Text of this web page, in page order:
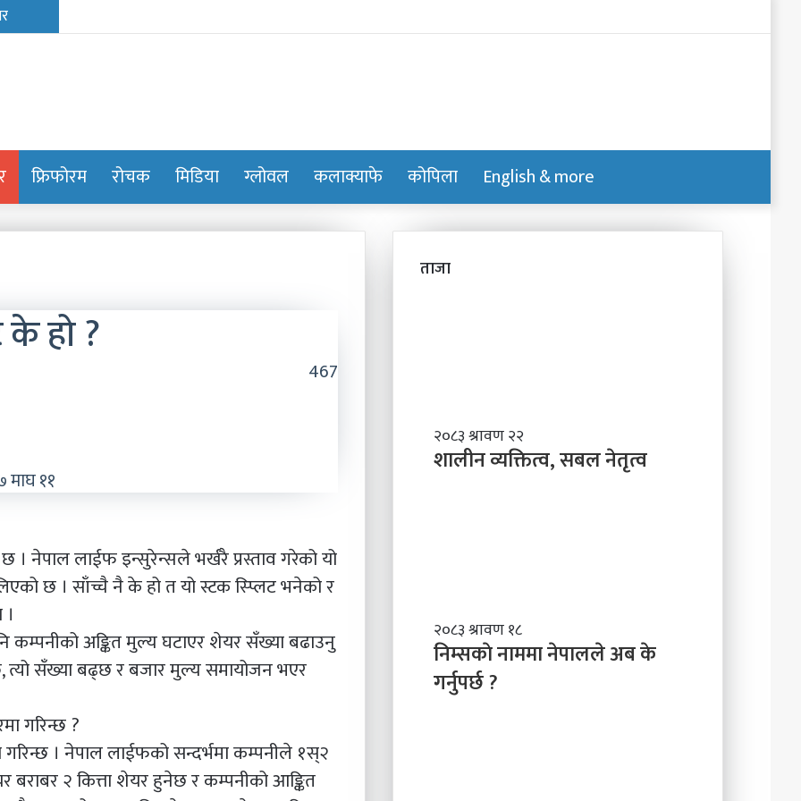
फ्रिफोरम रोचक मिडिया ग्लोवल कलाक्याफे कोपिला English & more
for
skin
हो ?
माघ ११
467
। नेपाल लाईफ इन्सुरेन्सले भर्खरै प्रस्ताव गरेको यो
छ । साँच्चै नै के हो त यो स्टक स्प्लिट भनेको र
कम्पनीको अङ्कित मुल्य घटाएर शेयर सँख्या बढाउनु
त्यो सँख्या बढ्छ र बजार मुल्य समायोजन भएर
गरिन्छ ?
। नेपाल लाईफको सन्दर्भमा कम्पनीले १स्२
२ कित्ता शेयर हुनेछ र कम्पनीको आङ्कित
ताजा
शा
ली
न
ने
तृ
त्व
२०८३ श्रावण २२
शालीन व्यक्तित्व, सबल नेतृत्व
नि
म्स
काे
ना
२०८३ श्रावण १८
निम्सकाे नाममा नेपालले अब के
गर्नुपर्छ ?